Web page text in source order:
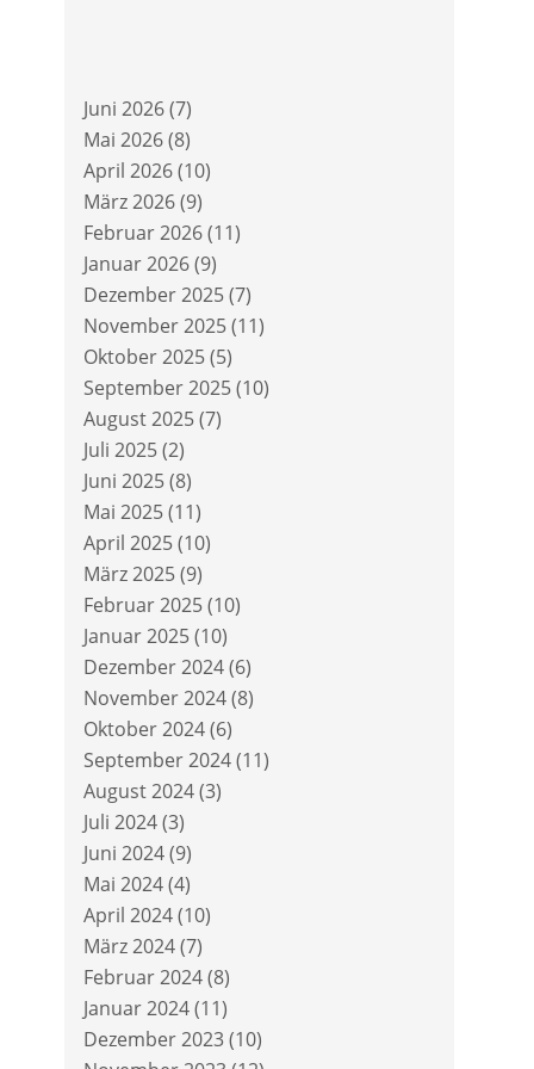
Juni 2026(7)
Mai 2026(8)
April 2026(10)
März 2026(9)
Februar 2026(11)
Januar 2026(9)
Dezember 2025(7)
November 2025(11)
Oktober 2025(5)
September 2025(10)
August 2025(7)
Juli 2025(2)
Juni 2025(8)
Mai 2025(11)
April 2025(10)
März 2025(9)
Februar 2025(10)
Januar 2025(10)
Dezember 2024(6)
November 2024(8)
Oktober 2024(6)
September 2024(11)
August 2024(3)
Juli 2024(3)
Juni 2024(9)
Mai 2024(4)
April 2024(10)
März 2024(7)
Februar 2024(8)
Januar 2024(11)
Dezember 2023(10)